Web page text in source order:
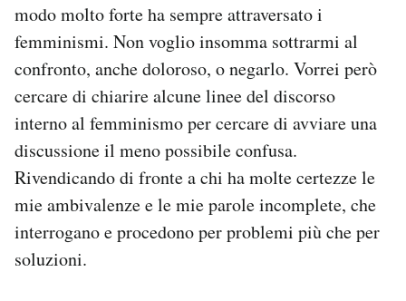
modo molto forte ha sempre attraversato i
femminismi. Non voglio insomma sottrarmi al
confronto, anche doloroso, o negarlo. Vorrei però
cercare di chiarire alcune linee del discorso
interno al femminismo per cercare di avviare una
discussione il meno possibile confusa.
Rivendicando di fronte a chi ha molte certezze le
mie ambivalenze e le mie parole incomplete, che
interrogano e procedono per problemi più che per
soluzioni.